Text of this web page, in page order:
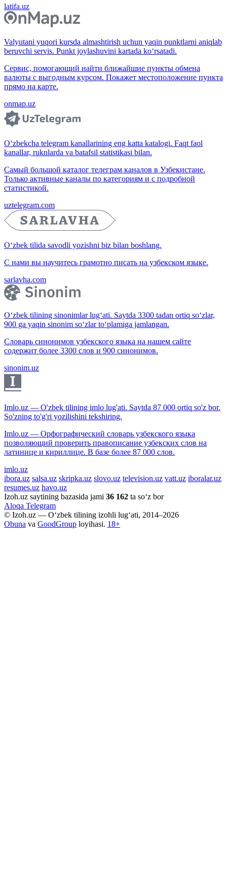
latifa.uz
Valyutani yuqori kursda almashtirish uchun yaqin punktlarni aniqlab
beruvchi servis. Punkt joylashuvini kartada ko‘rsatadi.
Сервис, помогающий найти ближайшие пункты обмена
валюты с выгодным курсом. Покажет местоположение пункта
прямо на карте.
onmap.uz
O‘zbekcha telegram kanallarining eng katta katalogi. Faqt faol
kanallar, ruknlarda va batafsil statistikasi bilan.
Самый большой каталог телеграм каналов в Узбекистане.
Только активные каналы по категориям и с подробной
статистикой.
uztelegram.com
O‘zbek tilida savodli yozishni biz bilan boshlang.
С нами вы научитесь грамотно писать на узбекском языке.
sarlavha.com
O‘zbek tilining sinonimlar lug‘ati. Saytda 3300 tadan ortiq so‘zlar,
900 ga yaqin sinonim so‘zlar to‘plamiga jamlangan.
Словарь синонимов узбекского языка на нашем сайте
содержит более 3300 слов и 900 синонимов.
sinonim.uz
Imlo.uz — O'zbek tilining imlo lug'ati. Saytda 87 000 ortiq so'z bor.
So'zning to'g'ri yozilishini tekshiring.
Imlo.uz — Орфографический словарь узбекского языка
позволяющий проверить правописание узбекских слов на
латинице и кириллице. В базе более 87 000 слов.
imlo.uz
ibora.uz salsa.uz skripka.uz slovo.uz television.uz vatt.uz iboralar.uz
resumes.uz havo.uz
Izoh.uz saytining bazasida jami 36 162 ta so‘z bor
Aloqa Telegram
© Izoh.uz — O‘zbek tilining izohli lug‘ati, 2014–2026
Obuna va GoodGroup loyihasi. 18+